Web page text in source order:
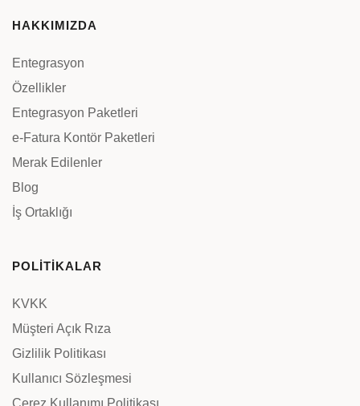
HAKKIMIZDA
Entegrasyon
Özellikler
Entegrasyon Paketleri
e-Fatura Kontör Paketleri
Merak Edilenler
Blog
İş Ortaklığı
POLİTİKALAR
KVKK
Müşteri Açık Rıza
Gizlilik Politikası
Kullanıcı Sözleşmesi
Çerez Kullanımı Politikası